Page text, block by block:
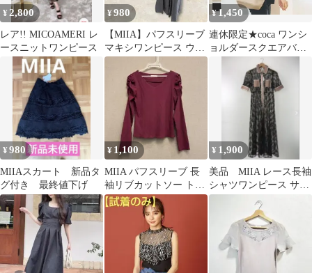
¥ 2,800
レア!! MICOAMERI レ
ースニットワンピース
¥980
【MIIA】パフスリーブ
マキシワンピース ウエ
ストシャーリング
¥1,450
連休限定★coca ワンシ
ョルダースクエアバッ
ク ライトベージュ
¥980
MIIAスカート 新品タ
グ付き 最終値下げ
¥ 1,100
MIIA パフスリーブ 長
袖リブカットソー トッ
プス ボルドー フリーサ
イズ
¥ 1,900
美品 MIIA レース長袖
シャツワンピース サイ
ズF